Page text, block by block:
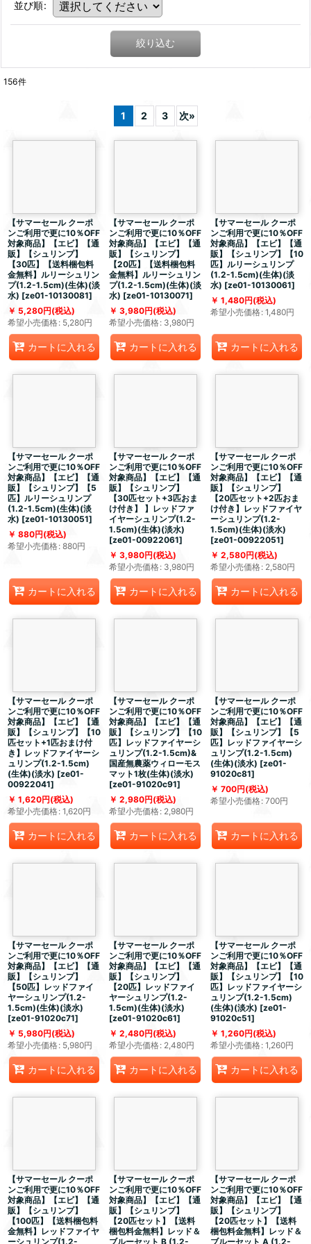
並び順:
絞り込む
156件
1 2 3 次»
【サマーセール クーポ
ンご利用で更に10％OFF
対象商品】【エビ】【通
販】【シュリンプ】
【30匹】【送料梱包料
金無料】ルリーシュリン
プ(1.2-1.5cm)(生体)(淡
水) [ze01-10130081]
5,280円(税込)
希望小売価格: 5,280円
カートに入れる
【サマーセール クーポ
ンご利用で更に10％OFF
対象商品】【エビ】【通
販】【シュリンプ】
【20匹】【送料梱包料
金無料】ルリーシュリン
プ(1.2-1.5cm)(生体)(淡
水) [ze01-10130071]
3,980円(税込)
希望小売価格: 3,980円
カートに入れる
【サマーセール クーポ
ンご利用で更に10％OFF
対象商品】【エビ】【通
販】【シュリンプ】【10
匹】ルリーシュリンプ
(1.2-1.5cm)(生体)(淡
水) [ze01-10130061]
1,480円(税込)
希望小売価格: 1,480円
カートに入れる
【サマーセール クーポ
ンご利用で更に10％OFF
対象商品】【エビ】【通
販】【シュリンプ】【5
匹】ルリーシュリンプ
(1.2-1.5cm)(生体)(淡
水) [ze01-10130051]
880円(税込)
希望小売価格: 880円
カートに入れる
【サマーセール クーポ
ンご利用で更に10％OFF
対象商品】【エビ】【通
販】【シュリンプ】
【30匹セット+3匹おま
け付き】 】レッドファ
イヤーシュリンプ(1.2-
1.5cm)(生体)(淡水)
[ze01-00922061]
3,980円(税込)
希望小売価格: 3,980円
カートに入れる
【サマーセール クーポ
ンご利用で更に10％OFF
対象商品】【エビ】【通
販】【シュリンプ】
【20匹セット+2匹おま
け付き】レッドファイヤ
ーシュリンプ(1.2-
1.5cm)(生体)(淡水)
[ze01-00922051]
2,580円(税込)
希望小売価格: 2,580円
カートに入れる
【サマーセール クーポ
ンご利用で更に10％OFF
対象商品】【エビ】【通
販】【シュリンプ】【10
匹セット+1匹おまけ付
き】レッドファイヤーシ
ュリンプ(1.2-1.5cm)
(生体)(淡水) [ze01-
00922041]
1,620円(税込)
希望小売価格: 1,620円
カートに入れる
【サマーセール クーポ
ンご利用で更に10％OFF
対象商品】【エビ】【通
販】【シュリンプ】【10
匹】レッドファイヤーシ
ュリンプ(1.2-1.5cm)&
国産無農薬ウィローモス
マット1枚(生体)(淡水)
[ze01-91020c91]
2,980円(税込)
希望小売価格: 2,980円
カートに入れる
【サマーセール クーポ
ンご利用で更に10％OFF
対象商品】【エビ】【通
販】【シュリンプ】【5
匹】レッドファイヤーシ
ュリンプ(1.2-1.5cm)
(生体)(淡水) [ze01-
91020c81]
700円(税込)
希望小売価格: 700円
カートに入れる
【サマーセール クーポ
ンご利用で更に10％OFF
対象商品】【エビ】【通
販】【シュリンプ】
【50匹】レッドファイ
ヤーシュリンプ(1.2-
1.5cm)(生体)(淡水)
[ze01-91020c71]
5,980円(税込)
希望小売価格: 5,980円
カートに入れる
【サマーセール クーポ
ンご利用で更に10％OFF
対象商品】【エビ】【通
販】【シュリンプ】
【20匹】レッドファイ
ヤーシュリンプ(1.2-
1.5cm)(生体)(淡水)
[ze01-91020c61]
2,480円(税込)
希望小売価格: 2,480円
カートに入れる
【サマーセール クーポ
ンご利用で更に10％OFF
対象商品】【エビ】【通
販】【シュリンプ】【10
匹】レッドファイヤーシ
ュリンプ(1.2-1.5cm)
(生体)(淡水) [ze01-
91020c51]
1,260円(税込)
希望小売価格: 1,260円
カートに入れる
【サマーセール クーポ
ンご利用で更に10％OFF
対象商品】【エビ】【通
販】【シュリンプ】
【100匹】【送料梱包料
金無料】レッドファイヤ
ーシュリンプ(1.2-
【サマーセール クーポ
ンご利用で更に10％OFF
対象商品】【エビ】【通
販】【シュリンプ】
【20匹セット】【送料
梱包料金無料】レッド＆
ブルーセット B (1.2-
【サマーセール クーポ
ンご利用で更に10％OFF
対象商品】【エビ】【通
販】【シュリンプ】
【20匹セット】【送料
梱包料金無料】レッド＆
ブルーセット A (1.2-